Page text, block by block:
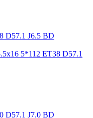
5*112 ET38 D57.1